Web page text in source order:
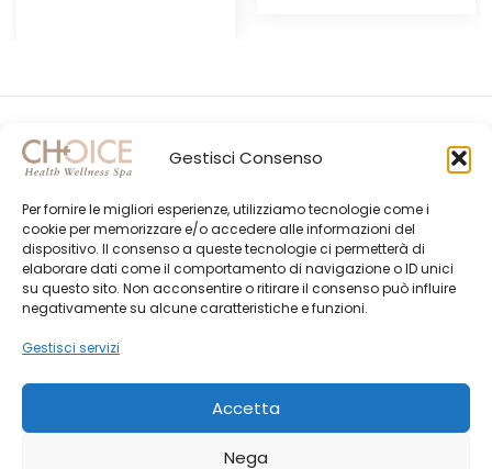
Gestisci Consenso
Per fornire le migliori esperienze, utilizziamo tecnologie come i
cookie per memorizzare e/o accedere alle informazioni del
dispositivo. Il consenso a queste tecnologie ci permetterà di
elaborare dati come il comportamento di navigazione o ID unici
su questo sito. Non acconsentire o ritirare il consenso può influire
negativamente su alcune caratteristiche e funzioni.
Gestisci servizi
Accetta
Nega
Gli Ultimi Post
Choice Shop Newsletter
© Created by Morphing ADV